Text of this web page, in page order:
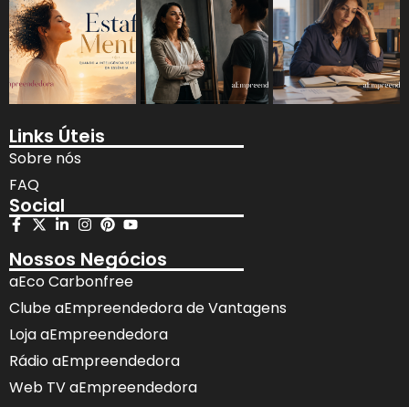
Links Úteis
Sobre nós
FAQ
Social
Nossos Negócios
aEco Carbonfree
Clube aEmpreendedora de Vantagens
Loja aEmpreendedora
Rádio aEmpreendedora
Web TV aEmpreendedora